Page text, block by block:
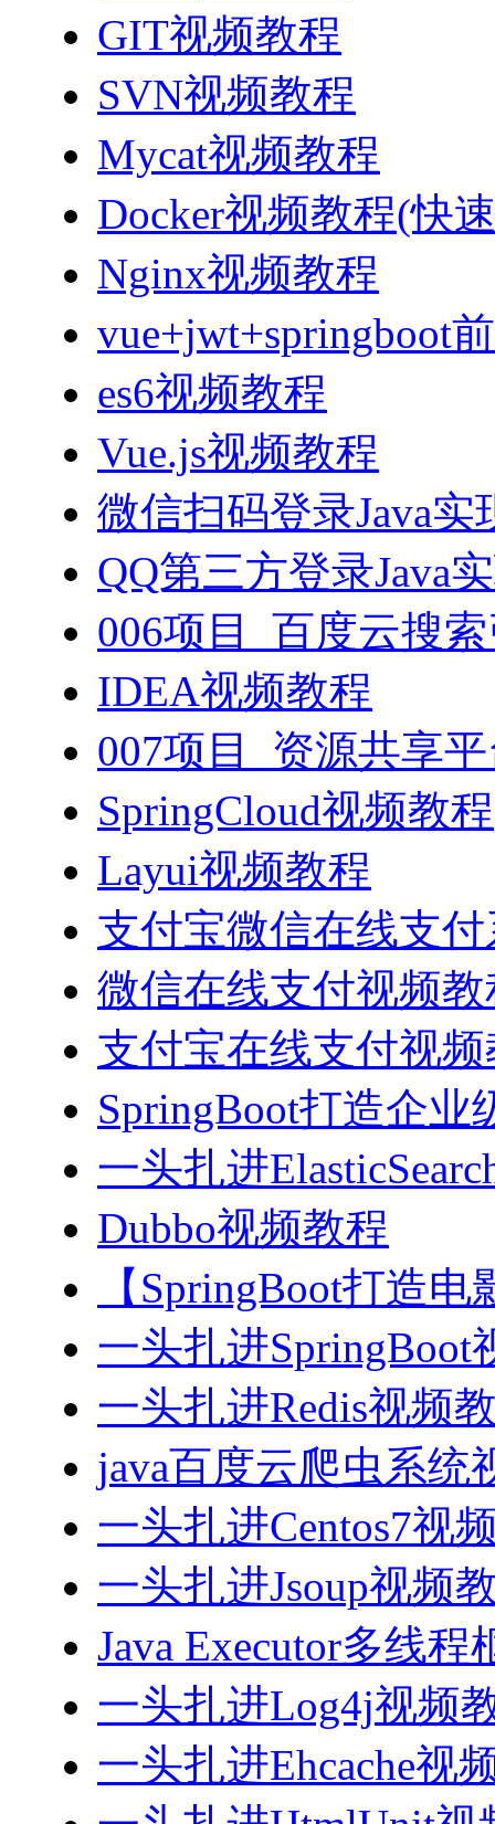
GIT视频教程
SVN视频教程
Mycat视频教程
Docker视频教程(快
Nginx视频教程
vue+jwt+springboot
es6视频教程
Vue.js视频教程
微信扫码登录Java实
QQ第三方登录Java
006项目_百度云搜
IDEA视频教程
007项目_资源共享
SpringCloud视频教程
Layui视频教程
支付宝微信在线支
微信在线支付视频教
支付宝在线支付视
SpringBoot打造企业
一头扎进
Dubbo视频教程
【SpringBoot打造
一头扎进SpringBoot
一头扎进Redis视频
java百度云爬虫系统
一头扎进Centos7视
一头扎进Jsoup视频
Java Executor多线
一头扎进Log4j视频
一头扎进Ehcache视